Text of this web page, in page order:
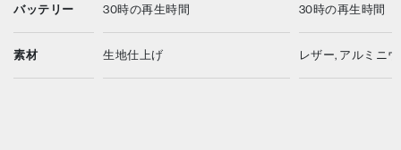
バッテリー
素材
30時の再生時間
生地仕上げ
30時の再生時間
レザー, アルミニ